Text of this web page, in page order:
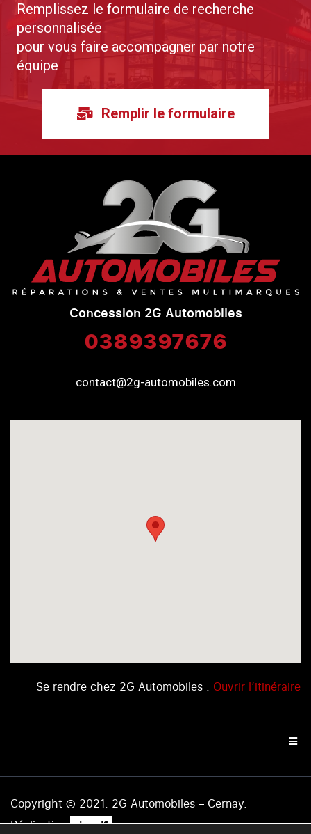
Remplissez le formulaire de recherche
personnalisée
pour vous faire accompagner par notre
équipe
Remplir le formulaire
Concession 2G Automobiles
0389397676
contact@2g-automobiles.com
Se rendre chez 2G Automobiles : Ouvrir l’itinéraire
Copyright © 2021. 2G Automobiles – Cernay.
Réalisation .level1